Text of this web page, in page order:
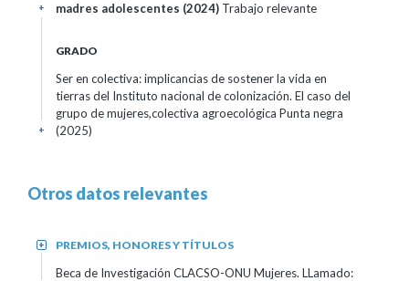
madres adolescentes (2024) Trabajo relevante
+
GRADO
Ser en colectiva: implicancias de sostener la vida en
tierras del Instituto nacional de colonización. El caso del
grupo de mujeres,colectiva agroecológica Punta negra
(2025)
+
Otros datos relevantes
PREMIOS, HONORES Y TÍTULOS
+
Beca de Investigación CLACSO-ONU Mujeres. LLamado: